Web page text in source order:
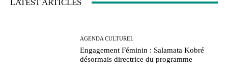
LATEST ARTICLES
AGENDA CULTUREL
Engagement Féminin : Salamata Kobré
désormais directrice du programme